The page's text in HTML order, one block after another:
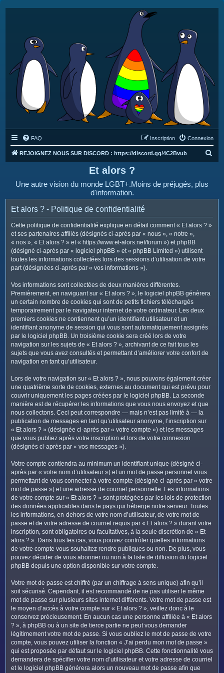
FAQ Connexion
Inscription
REJOIGNEZ NOUS SUR DISCORD : https://discord.gg/4C2Bvub
e
Et alors ?
Une autre vision du monde LGBT+.Moins de préjugés, plus
d'information.
Et alors ? - Politique de confidentialité
Cette politique de confidentialité explique en détail comment « Et alors ? »
et ses partenaires affiliés (désignés ci-après par « nous », « notre »,
« nos », « Et alors ? » et « https://www.et-alors.net/forum ») et phpBB
(désigné ci-après par « logiciel phpBB » et « phpBB Limited ») utilisent
toutes les informations collectées lors des sessions d’utilisation de votre
part (désignées ci-après par « vos informations »).
Vos informations sont collectées de deux manières différentes.
Premièrement, en naviguant sur « Et alors ? », le logiciel phpBB génèrera
un certain nombre de cookies qui sont de petits fichiers téléchargés
temporairement par le navigateur internet de votre ordinateur. Les deux
premiers cookies ne contiennent qu’un identifiant utilisateur et un
identifiant anonyme de session qui vous sont automatiquement assignés
par le logiciel phpBB. Un troisième cookie sera créé lors de votre
navigation sur les sujets de « Et alors ? », archivant de ce fait tous les
sujets que vous avez consultés et permettant d’améliorer votre confort de
navigation en tant qu’utilisateur.
Lors de votre navigation sur « Et alors ? », nous pouvons également créer
une quatrième sorte de cookies, externes au document qui est prévu pour
couvrir uniquement les pages créées par le logiciel phpBB. La seconde
manière est de récupérer les informations que vous nous envoyez et que
nous collectons. Ceci peut correspondre — mais n’est pas limité à — la
publication de messages en tant qu’utilisateur anonyme, l’inscription sur
« Et alors ? » (désignée ci-après par « votre compte ») et les messages
que vous publiez après votre inscription et lors de votre connexion
(désignés ci-après par « vos messages »).
Votre compte contiendra au minimum un identifiant unique (désigné ci-
après par « votre nom d’utilisateur ») et un mot de passe personnel vous
permettant de vous connecter à votre compte (désigné ci-après par « votre
mot de passe ») et une adresse de courriel personnelle. Les informations
de votre compte sur « Et alors ? » sont protégées par les lois de protection
des données applicables dans le pays qui héberge notre serveur. Toutes
les informations, en-dehors de votre nom d’utilisateur, de votre mot de
passe et de votre adresse de courriel requis par « Et alors ? » durant votre
inscription, sont obligatoires ou facultatives, à la seule discrétion de « Et
alors ? ». Dans tous les cas, vous pouvez contrôler quelles informations
de votre compte vous souhaitez rendre publiques ou non. De plus, vous
pouvez décider de vous abonner ou non à la liste de diffusion du logiciel
phpBB depuis une option disponible sur votre compte.
Votre mot de passe est chiffré (par un chiffrage à sens unique) afin qu’il
soit sécurisé. Cependant, il est recommandé de ne pas utiliser le même
mot de passe sur plusieurs sites internet différents. Votre mot de passe est
le moyen d’accès à votre compte sur « Et alors ? », veillez donc à le
conservez précieusement. En aucun cas une personne affiliée à « Et alors
? », à phpBB ou à un site de tierce partie ne peut vous demander
légitimement votre mot de passe. Si vous oubliez le mot de passe de votre
compte, vous pouvez utiliser la fonction « J’ai perdu mon mot de passe »
qui est proposée par défaut sur le logiciel phpBB. Cette fonctionnalité vous
demandera de spécifier votre nom d’utilisateur et votre adresse de courriel
et le logiciel phpBB générera alors un nouveau mot de passe afin que